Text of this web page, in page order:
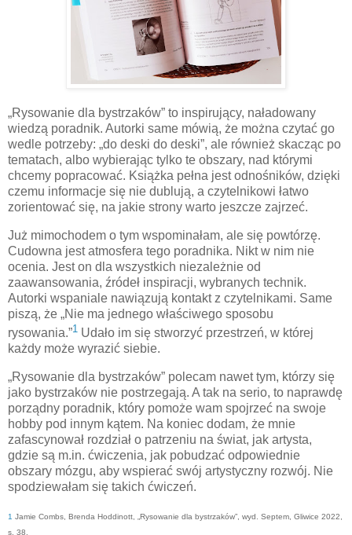
„Rysowanie dla bystrzaków” to inspirujący, naładowany
wiedzą poradnik. Autorki same mówią, że można czytać go
wedle potrzeby: „do deski do deski”, ale również skacząc po
tematach, albo wybierając tylko te obszary, nad którymi
chcemy popracować. Książka pełna jest odnośników, dzięki
czemu informacje się nie dublują, a czytelnikowi łatwo
zorientować się, na jakie strony warto jeszcze zajrzeć.
Już mimochodem o tym wspominałam, ale się powtórzę.
Cudowna jest atmosfera tego poradnika. Nikt w nim nie
ocenia. Jest on dla wszystkich niezależnie od
zaawansowania, źródeł inspiracji, wybranych technik.
Autorki wspaniale nawiązują kontakt z czytelnikami. Same
piszą, że „Nie ma jednego właściwego sposobu
rysowania.”1 Udało im się stworzyć przestrzeń, w której
każdy może wyrazić siebie.
„Rysowanie dla bystrzaków” polecam nawet tym, którzy się
jako bystrzaków nie postrzegają. A tak na serio, to naprawdę
porządny poradnik, który pomoże wam spojrzeć na swoje
hobby pod innym kątem. Na koniec dodam, że mnie
zafascynował rozdział o patrzeniu na świat, jak artysta,
gdzie są m.in. ćwiczenia, jak pobudzać odpowiednie
obszary mózgu, aby wspierać swój artystyczny rozwój. Nie
spodziewałam się takich ćwiczeń.
1 Jamie Combs, Brenda Hoddinott, „Rysowanie dla bystrzaków”, wyd. Septem, Gliwice 2022,
s. 38.